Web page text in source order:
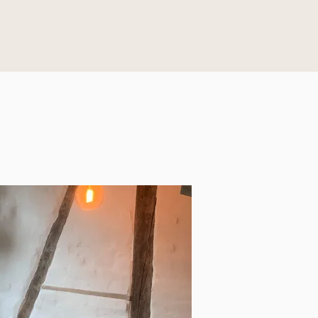
there's an elevator!) in a bright 110 m2 apartment with
living area, a private balcony, and two bathrooms. It
internet, and a ventilation system, as well as indoor
bonus, the building has an amazing 466 m2 rooftop
the grill or having a cold beer during summer.
enjoy walks or simply want some green surroundings. 🌳
about 100 metres away, buses 2A and 5C stop just
at night, and both the metro and S-train are only